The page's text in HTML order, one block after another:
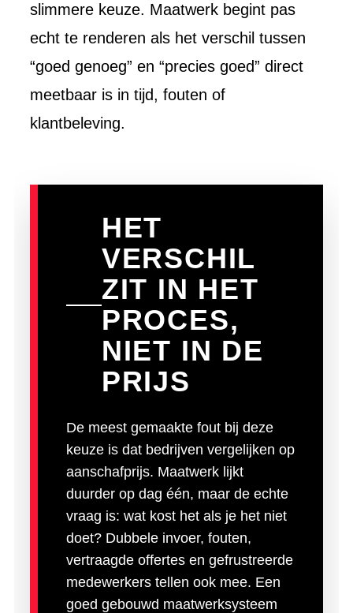
slimmere keuze. Maatwerk begint pas
echt te renderen als het verschil tussen
“goed genoeg” en “precies goed” direct
meetbaar is in tijd, fouten of
klantbeleving.
HET
VERSCHIL
ZIT IN HET
PROCES,
NIET IN DE
PRIJS
De meest gemaakte fout bij deze
keuze is dat bedrijven vergelijken op
aanschafprijs. Maatwerk lijkt
duurder op dag één, maar de echte
vraag is: wat kost het als je het niet
doet? Dubbele invoer, fouten,
vertraagde offertes en gefrustreerde
medewerkers tellen ook mee. Een
goed gebouwd maatwerksysteem